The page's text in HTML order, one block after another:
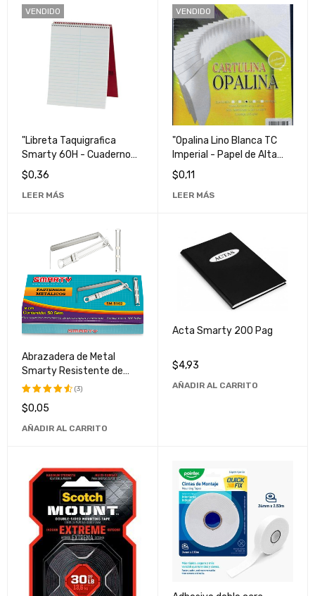
VENDIDO
"Libreta Taquigrafica
Smarty 60H - Cuaderno
de Notas Ideal para
Estudiantes y
Profesionales"
$0,36
LEER MÁS
VENDIDO
"Opalina Lino Blanca TC
Imperial - Papel de Alta
Calidad para Manualidades
y Diseño Gráfico"
$0,11
LEER MÁS
Abrazadera de Metal
Smarty Resistente de
80cm - Fijación Rápida y
Valorado
de 5
(3)
$0,05
AÑADIR AL CARRITO
Acta Smarty 200 Pag
$4,93
AÑADIR AL CARRITO